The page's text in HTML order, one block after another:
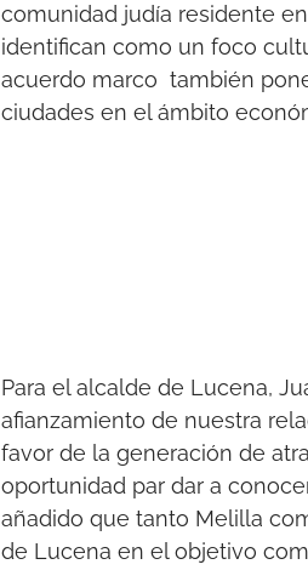
comunidad judía residente
identifican como un foco
acuerdo marco también
ciudades en el ámbito
Para el alcalde de Lucena,
afianzamiento de nuestra
favor de la generación de
oportunidad par dar a
añadido que tanto Melilla
de Lucena en el objetivo